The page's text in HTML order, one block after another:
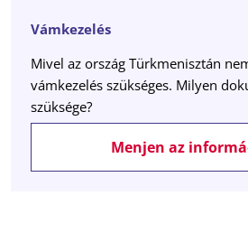
Vámkezelés
Mivel az ország Türkmenisztán
vámkezelés szükséges. Milyen
szüksége?
Menjen az